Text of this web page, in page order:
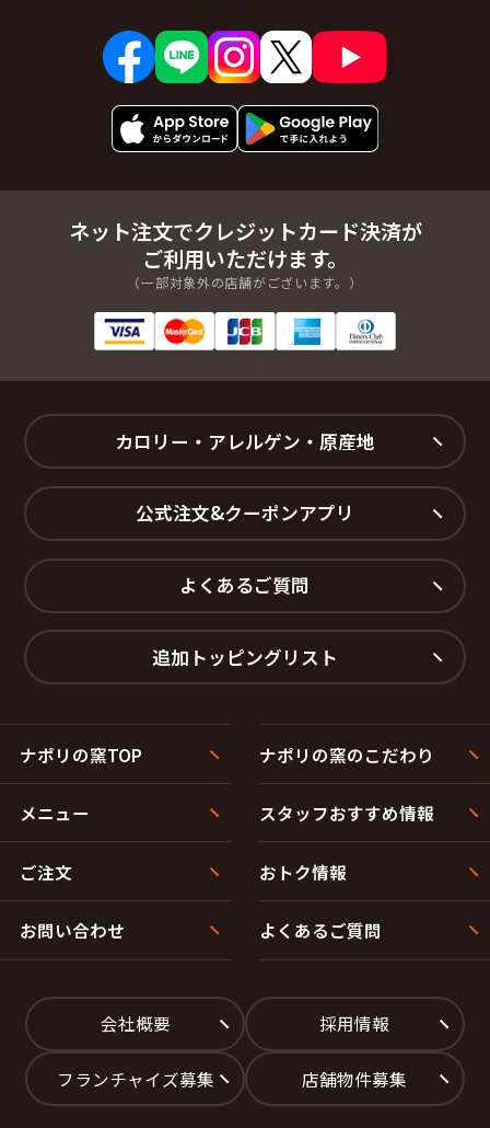
ネット注文でクレジットカード決済が
ご利用いただけます。
（一部対象外の店舗がございます。）
カロリー・アレルゲン・原産地
公式注文&クーポンアプリ
よくあるご質問
追加トッピングリスト
ナポリの窯TOP ナポリの窯のこだわり
メニュー スタッフおすすめ情報
ご注文 おトク情報
お問い合わせ よくあるご質問
会社概要 採用情報
フランチャイズ募集 店舗物件募集